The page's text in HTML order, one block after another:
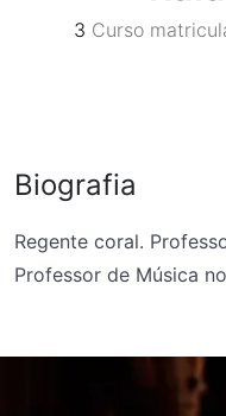
3 Curso
Biografia
Regente coral.
Professor de Música